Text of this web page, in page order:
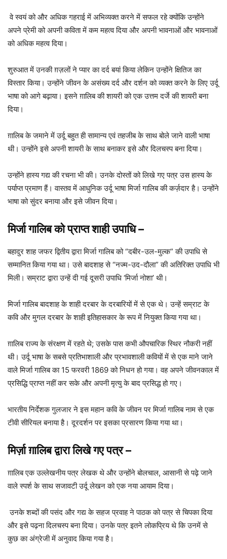
वे स्वयं को और अधिक गहराई में अभिव्यक्त करने में सफल रहे क्योंकि उन्होंने
अपने प्रेमी को अपनी कविता में कम महत्व दिया और अपनी भावनाओं और भावनाओं
को अधिक महत्व दिया।
शुरुआत में उनकी ग़ज़लों ने प्यार का दर्द बयां किया लेकिन उन्होंने क्षितिज का
विस्तार किया। उन्होंने जीवन के असंख्य दर्द और दर्शन को व्यक्त करने के लिए उर्दू
भाषा को आगे बढ़ाया। इसने ग़ालिब की शायरी को एक उत्तम दर्जे की शायरी बना
दिया।
ग़ालिब के जमाने में उर्दू बहुत ही सामान्य एवं तहजीब के साथ बोले जाने वाली भाषा
थी। उन्होंने इसे अपनी शायरी के साथ बनाकर इसे और दिलचस्प बना दिया।
उन्होंने हास्य गद्य की रचना भी की। उनके दोस्तों को लिखे गए पत्र उस हास्य के
पर्याप्त प्रमाण हैं। वास्तव में आधुनिक उर्दू भाषा मिर्जा गालिब की कर्ज़दार है। उन्होंने
भाषा को सुंदर बनाया और इसे जीवन दिया।
मिर्जा गालिब को प्राप्तशाही उपाधि –
बहादुर शाह जफर द्वितीय द्वारा मिर्जा गालिब को “दबीर-उल-मुल्क” की उपाधि से
सम्मानित किया गया था। उसे बादशाह से “नज्म-उद-दौला” की अतिरिक्त उपाधि भी
मिली। सम्राट द्वारा उन्हें दी गई दूसरी उपाधि ‘मिर्जा नोशा’ थी।
मिर्जा गालिब बादशाह के शाही दरबार के दरबारियों में से एक थे। उन्हें सम्राट के
कवि और मुगल दरबार के शाही इतिहासकार के रूप में नियुक्त किया गया था।
ग़ालिब राज्य के संरक्षण में रहते थे; उसके पास कभी औपचारिक स्थिर नौकरी नहीं
थी। उर्दू भाषा के सबसे प्रतिभाशाली और प्रभावशाली कवियों में से एक माने जाने
वाले मिर्जा गालिब का 15 फरवरी 1869 को निधन हो गया। वह अपने जीवनकाल में
प्रसिद्धि प्राप्त नहीं कर सके और अपनी मृत्यु के बाद प्रसिद्ध हो गए।
भारतीय निर्देशक गुलजार ने इस महान कवि के जीवन पर मिर्जा गालिब नाम से एक
टीवी सीरियल बनाया है। दूरदर्शन पर इसका प्रसारण किया गया था।
मिर्ज़ा ग़ालिब द्वारा लिखे गए पत्र–
ग़ालिब एक उल्लेखनीय पत्र लेखक थे और उन्होंने बोलचाल, आसानी से पढ़े जाने
वाले स्पर्श के साथ सजावटी उर्दू लेखन को एक नया आयाम दिया।
उनके शब्दों की पसंद और गद्य के सहज प्रवाह ने पाठक को पत्र से चिपका दिया
और इसे पढ़ना दिलचस्प बना दिया। उनके पत्र इतने लोकप्रिय थे कि उनमें से
कुछ का अंग्रेजी में अनुवाद किया गया है।